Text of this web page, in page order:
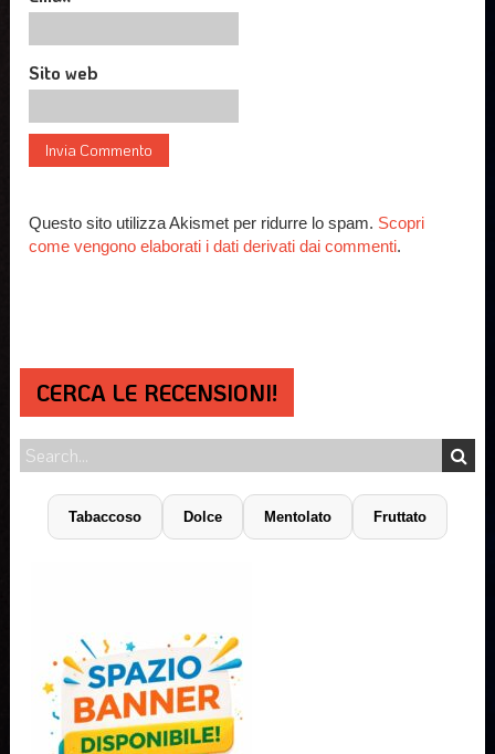
Sito web
Questo sito utilizza Akismet per ridurre lo spam. Scopri
come vengono elaborati i dati derivati dai commenti.
CERCA LE RECENSIONI!
Tabaccoso Dolce Mentolato Fruttato